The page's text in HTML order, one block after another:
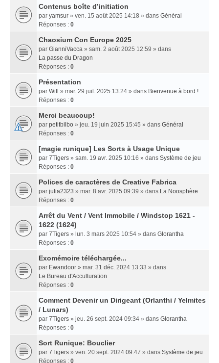
Contenus boîte d’initiation
par yamsur » ven. 15 août 2025 14:18 » dans Général
Réponses : 0
Chaosium Con Europe 2025
par GianniVacca » sam. 2 août 2025 12:59 » dans
La passe du Dragon
Réponses : 0
Présentation
par Will » mar. 29 juil. 2025 13:24 » dans Bienvenue à bord !
Réponses : 0
Merci beaucoup!
par petitbilbo » jeu. 19 juin 2025 15:45 » dans Général
Réponses : 0
[magie runique] Les Sorts à Usage Unique
par 7Tigers » sam. 19 avr. 2025 10:16 » dans Système de jeu
Réponses : 0
Polices de caractères de Creative Fabrica
par julia2323 » mar. 8 avr. 2025 09:39 » dans La Noosphère
Réponses : 0
Arrêt du Vent / Vent Immobile / Windstop 1621 -
1622 (1624)
par 7Tigers » lun. 3 mars 2025 10:54 » dans Glorantha
Réponses : 0
Exomémoire téléchargée...
par Ewandoor » mar. 31 déc. 2024 13:33 » dans
Le Bureau d'Acculturation
Réponses : 0
Comment Devenir un Dirigeant (Orlanthi / Yelmites
/ Lunars)
par 7Tigers » jeu. 26 sept. 2024 09:34 » dans Glorantha
Réponses : 0
Sort Runique: Bouclier
par 7Tigers » ven. 20 sept. 2024 09:47 » dans Système de jeu
Réponses : 0